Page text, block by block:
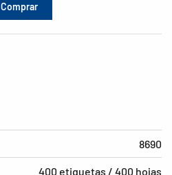
Comprar
8690
400 etiquetas / 400 hojas